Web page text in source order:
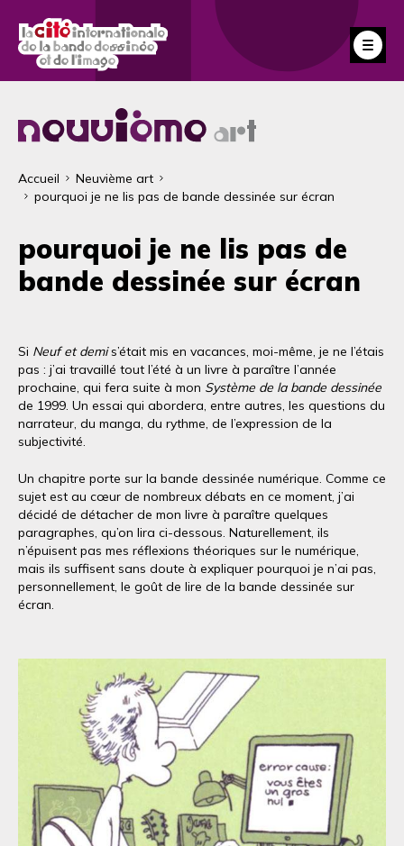
contenu
principal
Fil
d'Ariane
Accueil
Neuvième art
pourquoi je ne lis pas de bande dessinée sur écran
pourquoi je ne lis pas de
bande dessinée sur écran
Si Neuf et demis’était mis en vacances, moi-même, je ne l’étais
pas : j’ai travaillé tout l’été à un livre à paraître l’année
prochaine, qui fera suite à mon Système de la bande dessinée
de 1999. Un essai qui abordera, entre autres, les questions du
narrateur, du manga, du rythme, de l’expression de la
subjectivité.
Un chapitre porte sur la bande dessinée numérique. Comme ce
sujet est au cœur de nombreux débats en ce moment, j’ai
décidé de détacher de mon livre à paraître quelques
paragraphes, qu’on lira ci-dessous. Naturellement, ils
n’épuisent pas mes réflexions théoriques sur le numérique,
mais ils suffisent sans doute à expliquer pourquoi je n’ai pas,
personnellement, le goût de lire de la bande dessinée sur
écran.